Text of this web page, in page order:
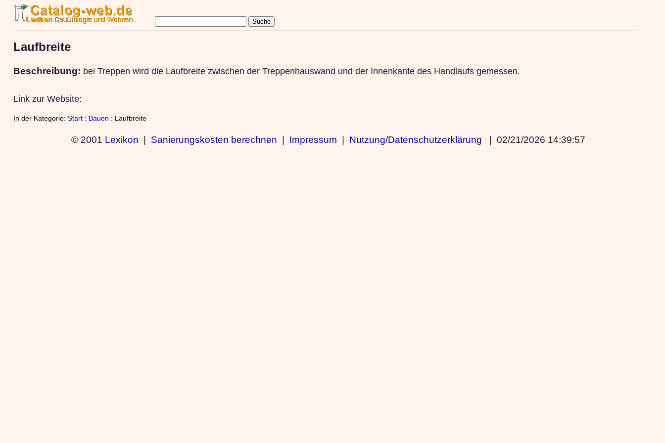
Laufbreite
Beschreibung: bei Treppen wird die Laufbreite zwischen der Treppenhauswand und der Innenkante des Handlaufs gemessen.
Link zur Website:
In der Kategorie: Start: Bauen : Laufbreite
© 2001 Lexikon | Sanierungskosten berechnen | Impressum | Nutzung/Datenschutzerklärung |02/21/2026 14:39:57